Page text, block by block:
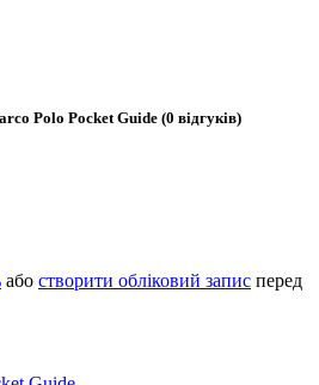
Polo Pocket Guide (0 відгуків)
або створити обліковий запис перед